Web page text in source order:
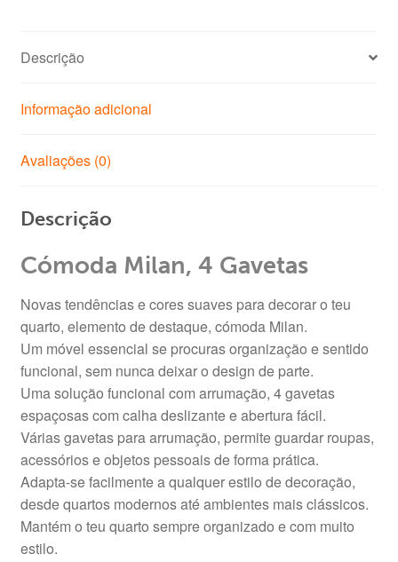
Descrição
Informação adicional
Avaliações (0)
Descrição
Cómoda Milan, 4 Gavetas
Novas tendências e cores suaves para decorar o teu
quarto, elemento de destaque, cómoda Milan.
Um móvel essencial se procuras organização e sentido
funcional, sem nunca deixar o design de parte.
Uma solução funcional com arrumação, 4 gavetas
espaçosas com calha deslizante e abertura fácil.
Várias gavetas para arrumação, permite guardar roupas,
acessórios e objetos pessoais de forma prática.
Adapta-se facilmente a qualquer estilo de decoração,
desde quartos modernos até ambientes mais clássicos.
Mantém o teu quarto sempre organizado e com muito
estilo.